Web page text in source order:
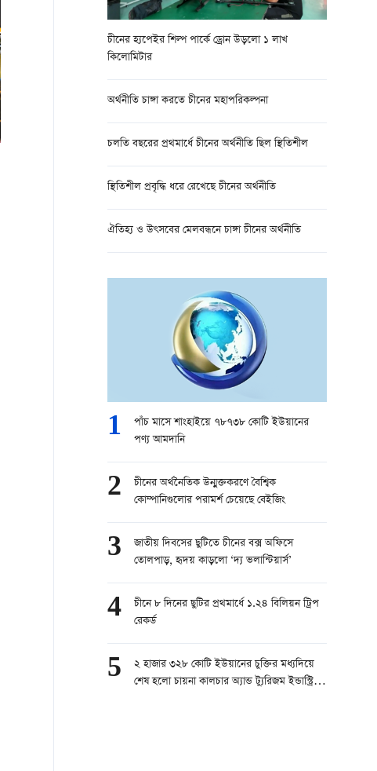
চীনের হ্যপেইর শিল্প পার্কে ড্রোন উড়লো ১ লাখ
কিলোমিটার
অর্থনীতি চাঙ্গা করতে চীনের মহাপরিকল্পনা
চলতি বছরের প্রথমার্ধে চীনের অর্থনীতি ছিল স্থিতিশীল
স্থিতিশীল প্রবৃদ্ধি ধরে রেখেছে চীনের অর্থনীতি
ঐতিহ্য ও উৎসবের মেলবন্ধনে চাঙ্গা চীনের অর্থনীতি
1
পাঁচ মাসে শাংহাইয়ে ৭৮৭৩৮ কোটি ইউয়ানের
পণ্য আমদানি
2
চীনের অর্থনৈতিক উন্মুক্তকরণে বৈশ্বিক
কোম্পানিগুলোর পরামর্শ চেয়েছে বেইজিং
3
জাতীয় দিবসের ছুটিতে চীনের বক্স অফিসে
তোলপাড়, হৃদয় কাড়লো ‘দ্য ভলান্টিয়ার্স’
4
চীনে ৮ দিনের ছুটির প্রথমার্ধে ১.২৪ বিলিয়ন ট্রিপ
রেকর্ড
5
২ হাজার ৩২৮ কোটি ইউয়ানের চুক্তির মধ্যদিয়ে
শেষ হলো চায়না কালচার অ্যান্ড ট্যুরিজম ইন্ডাস্ট্রিজ